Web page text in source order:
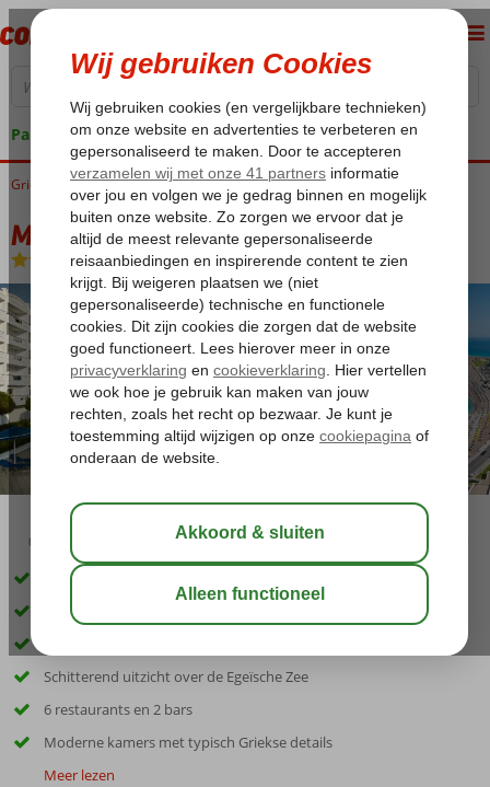
Pakketgarantie
Home
Griekenland Rhodos Rhodos-Stad Mitsis Grand Hotel
Mitsis Grand Hotel
Ultra All Inclusive-Hotel
03:45 aug 32°C
Accommodatie met een GSTC erkend duurzaamheidscertificaat
Rhodos-Stad op ca. 500 meter
Schitterend uitzicht over de Egeïsche Zee
6 restaurants en 2 bars
Moderne kamers met typisch Griekse details
Meer lezen